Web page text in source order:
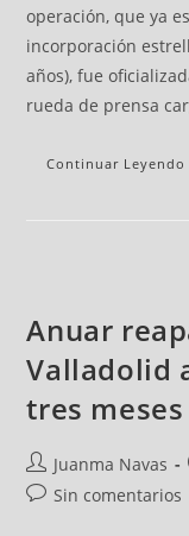
operación, que ya
incorporación
años), fue
rueda de prensa
Continuar Leyendo
Anuar
Valladolid
tres
Juanma Navas
Sin comentarios